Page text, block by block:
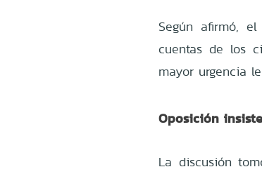
Según afirmó,
cuentas de los
mayor urgencia
Oposición
La discusión